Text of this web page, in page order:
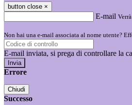
button close ×
E-mail
Non hai una e-mail associata al nome utente?
E-mail inviata, si prega di controllare la
Errore
Chiudi
Successo